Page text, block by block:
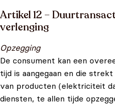
Artikel 12 –
verlenging
Opzegging
De consument kan een
tijd is aangegaan en die
van producten (elektriciteit
diensten, te allen tijde